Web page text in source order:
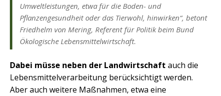
Umweltleistungen, etwa für die Boden- und
Pflanzengesundheit oder das Tierwohl, hinwirken“, betont
Friedhelm von Mering, Referent für Politik beim Bund
Ökologische Lebensmittelwirtschaft.
Dabei müsse neben der Landwirtschaft auch die
Lebensmittelverarbeitung berücksichtigt werden.
Aber auch weitere Maßnahmen, etwa eine